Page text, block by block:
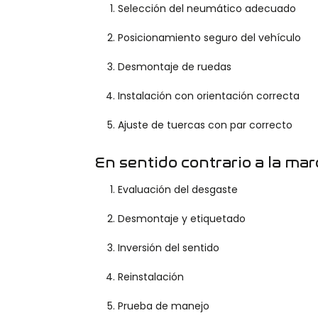
Selección del neumático adecuado
Posicionamiento seguro del vehículo
Desmontaje de ruedas
Instalación con orientación correcta
Ajuste de tuercas con par correcto
En sentido contrario a la
Evaluación del desgaste
Desmontaje y etiquetado
Inversión del sentido
Reinstalación
Prueba de manejo